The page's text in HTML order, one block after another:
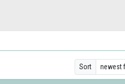
Sort